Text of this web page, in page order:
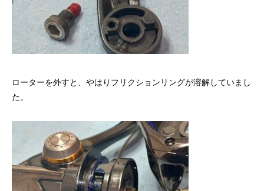
ローターを外すと、やはりフリクションリングが溶解していまし
た。